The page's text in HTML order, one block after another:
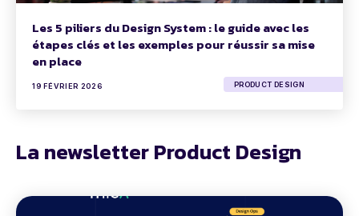
Les 5 piliers du Design System : le guide avec les
étapes clés et les exemples pour réussir sa mise
en place
19 FÉVRIER 2026 PRODUCT DESIGN
La newsletter Product Design